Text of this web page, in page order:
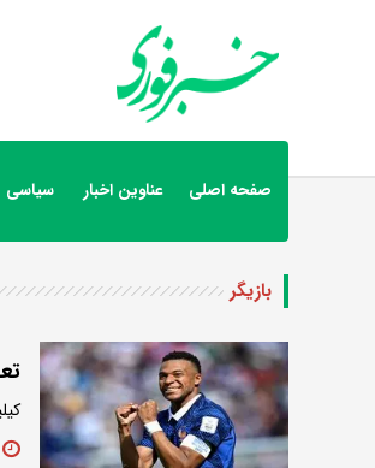
صفحه اصلی عناوین اخبار سیاسی
بازیگر